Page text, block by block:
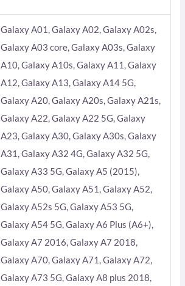
Galaxy A01, Galaxy A02, Galaxy A02s,
Galaxy A03 core, Galaxy A03s, Galaxy
A10, Galaxy A10s, Galaxy A11, Galaxy
A12, Galaxy A13, Galaxy A14 5G,
Galaxy A20, Galaxy A20s, Galaxy A21s,
Galaxy A22, Galaxy A22 5G, Galaxy
A23, Galaxy A30, Galaxy A30s, Galaxy
A31, Galaxy A32 4G, Galaxy A32 5G,
Galaxy A33 5G, Galaxy A5 (2015),
Galaxy A50, Galaxy A51, Galaxy A52,
Galaxy A52s 5G, Galaxy A53 5G,
Galaxy A54 5G, Galaxy A6 Plus (A6+),
Galaxy A7 2016, Galaxy A7 2018,
Galaxy A70, Galaxy A71, Galaxy A72,
Galaxy A73 5G, Galaxy A8 plus 2018,